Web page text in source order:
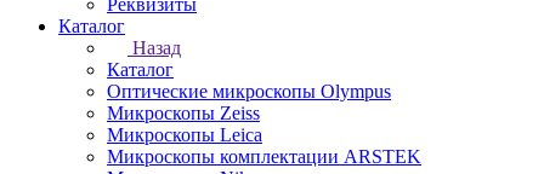
Реквизиты
Каталог
Назад
Каталог
Оптические микроскопы Olympus
Микроскопы Zeiss
Микроскопы Leica
Микроскопы комплектации ARSTEK